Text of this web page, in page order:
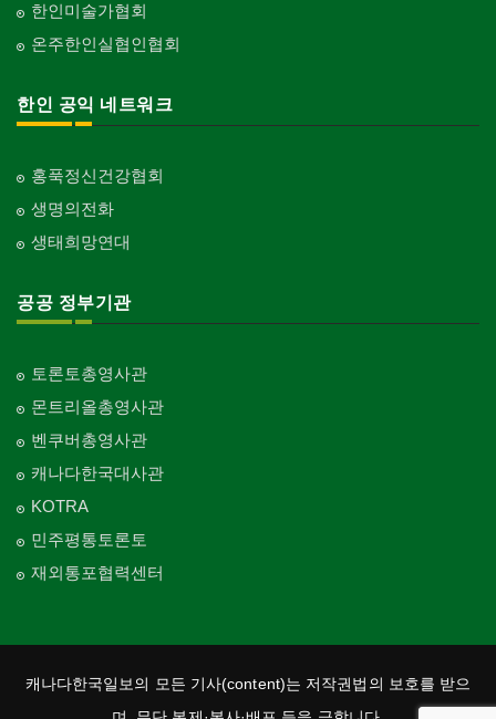
한인미술가협회
온주한인실협인협회
한인 공익 네트워크
홍푹정신건강협회
생명의전화
생태희망연대
공공 정부기관
토론토총영사관
몬트리올총영사관
벤쿠버총영사관
캐나다한국대사관
KOTRA
민주평통토론토
재외통포협력센터
캐나다한국일보의 모든 기사(content)는 저작권법의 보호를 받으